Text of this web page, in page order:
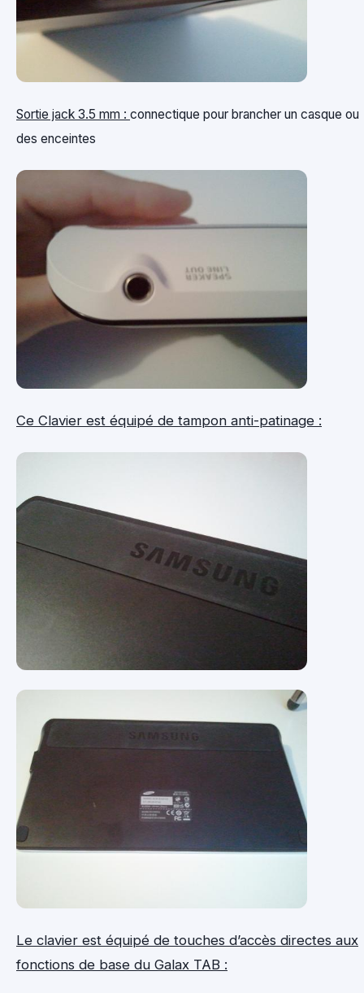
Sortie jack 3.5 mm : connectique pour brancher un casque ou
des enceintes
Ce Clavier est équipé de tampon anti-patinage :
Le clavier est équipé de touches d’accès directes aux
fonctions de base du Galax TAB :